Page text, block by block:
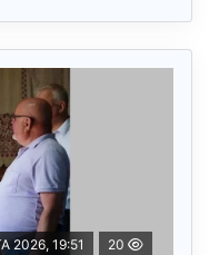
2026, 19:51 20